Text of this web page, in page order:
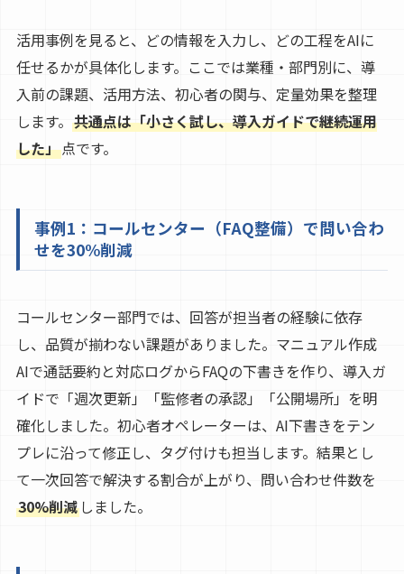
活用事例を見ると、どの情報を入力し、どの工程をAIに
任せるかが具体化します。ここでは業種・部門別に、導
入前の課題、活用方法、初心者の関与、定量効果を整理
します。 共通点は「小さく試し、導入ガイドで継続運用
した」点です。
事例1：コールセンター（FAQ整備）で問い合わ
せを30%削減
コールセンター部門では、回答が担当者の経験に依存
し、品質が揃わない課題がありました。マニュアル作成
AIで通話要約と対応ログからFAQの下書きを作り、導入ガ
イドで「週次更新」「監修者の承認」「公開場所」を明
確化しました。初心者オペレーターは、AI下書きをテン
プレに沿って修正し、タグ付けも担当します。結果とし
て一次回答で解決する割合が上がり、問い合わせ件数を
30%削減しました。